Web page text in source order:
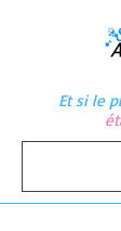
Et si le